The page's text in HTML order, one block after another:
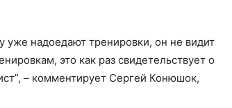
уже надоедают тренировки, он не видит
это как раз свидетельствует о
– комментирует Сергей Конюшок,